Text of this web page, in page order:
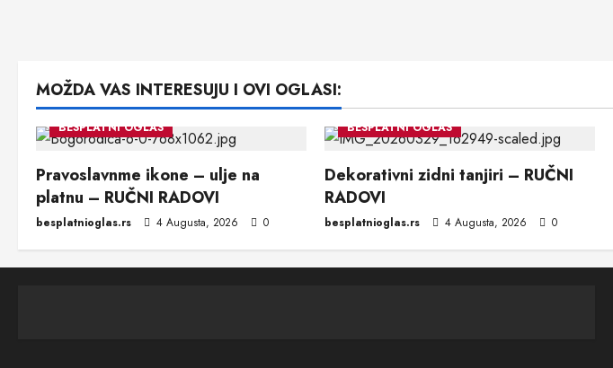
MOŽDA VAS INTERESUJU I OVI OGLASI:
BESPLATNI OGLAS
Pravoslavnme ikone – ulje na
platnu – RUČNI RADOVI
besplatnioglas.rs 4 Augusta, 2026 0
BESPLATNI OGLAS
Dekorativni zidni tanjiri – RUČNI
RADOVI
besplatnioglas.rs 4 Augusta, 2026 0